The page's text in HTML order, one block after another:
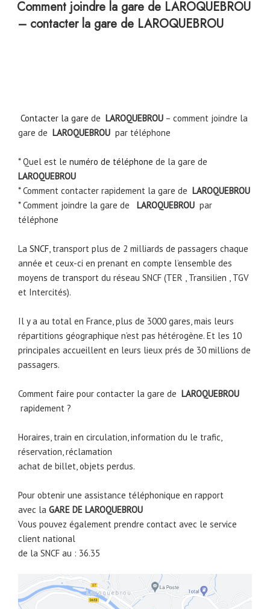
LE
Comment joindre la gare de LAROQUEBROU
– contacter la gare de LAROQUEBROU
Contacter la gare de LAROQUEBROU – comment joindre la
gare de LAROQUEBROU par téléphone
* Quel est le numéro de téléphone de la gare de
LAROQUEBROU
* Comment contacter rapidement la gare de LAROQUEBROU
* Comment joindre la gare de
LAROQUEBROU par
téléphone
La SNCF , transport plus de 2 milliards de passagers chaque
année et ceux-ci en prenant en compte l’ensemble des
moyens de transport du réseau SNCF (TER , Transilien , TGV
et Intercités).
Il y a au total en France, plus de 3000 gares, mais leurs
répartitions géographique n’est pas hétérogène. Et les 10
principales accueillent en leurs lieux prés de 30 millions de
passagers.
Comment faire pour contacter la gare de LAROQUEBROU
rapidement ?
Horaires, train en circulation, information du le trafic,
réservation, réclamation
achat de billet, objets perdus.
Pour obtenir une assistance téléphonique en rapport
avec la GARE DE LAROQUEBROU
Vous pouvez également prendre contact avec le service
client national
de la SNCF au : 36.35